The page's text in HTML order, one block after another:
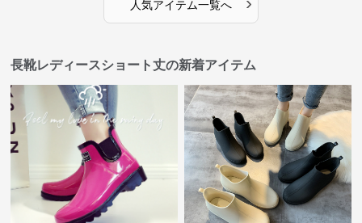
人気アイテム一覧へ
長靴レディースショート丈の新着アイテム